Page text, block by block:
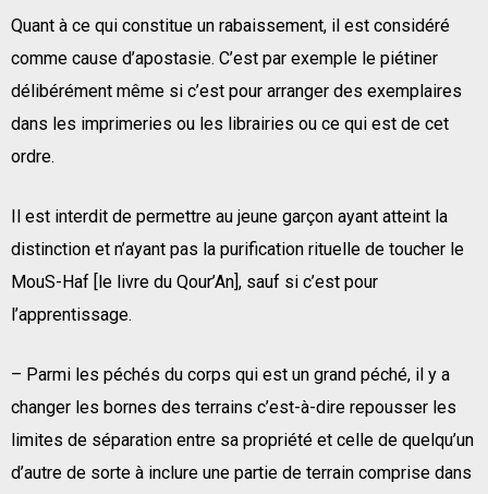
Quant à ce qui constitue un rabaissement, il est considéré
comme cause d’apostasie. C’est par exemple le piétiner
délibérément même si c’est pour arranger des exemplaires
dans les imprimeries ou les librairies ou ce qui est de cet
ordre.
Il est interdit de permettre au jeune garçon ayant atteint la
distinction et n’ayant pas la purification rituelle de toucher le
MouS-Haf [le livre du Qour’An], sauf si c’est pour
l’apprentissage.
– Parmi les péchés du corps qui est un grand péché, il y a
changer les bornes des terrains c’est-à-dire repousser les
limites de séparation entre sa propriété et celle de quelqu’un
d’autre de sorte à inclure une partie de terrain comprise dans